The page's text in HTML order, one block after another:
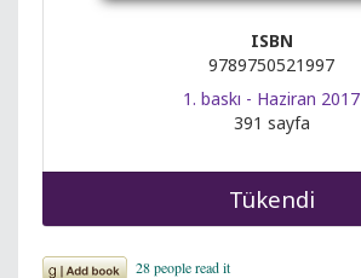
ISBN
9789750521997
1. baskı - Haziran 2017
391 sayfa
Tükendi